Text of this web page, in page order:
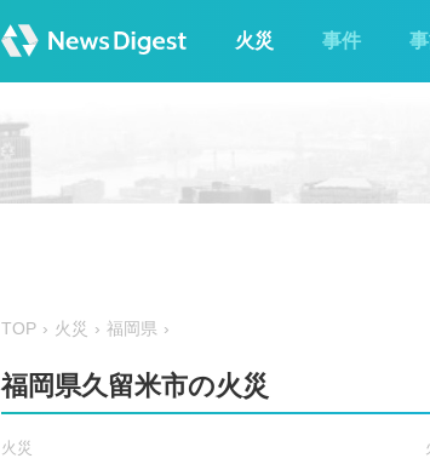
火災 事件
TOP 火災 福岡県
福岡県久留米市の火災
火災